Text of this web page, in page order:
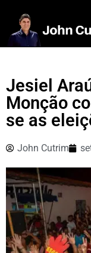
Jesiel
Monção
se as
John Cutrim